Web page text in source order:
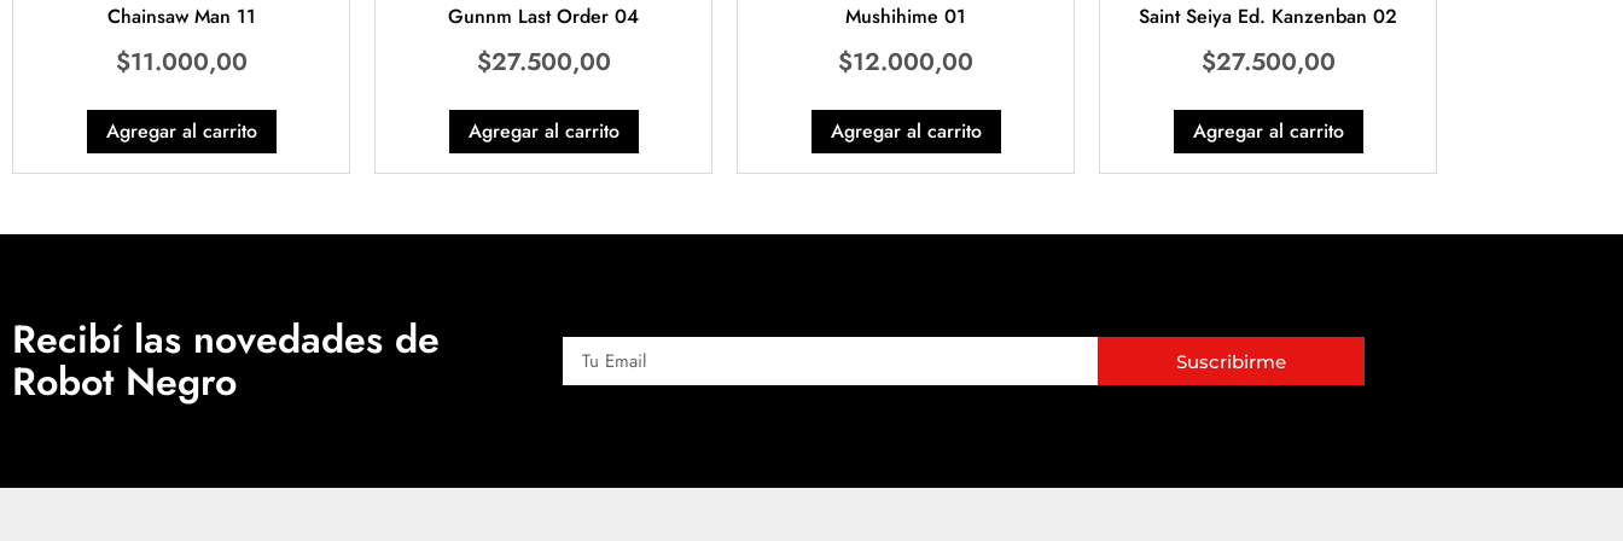
Chainsaw Man 11
$11.000,00
Agregar al carrito
Gunnm Last Order 04
$27.500,00
Agregar al carrito
Mushihime 01
$12.000,00
Agregar al carrito
Saint Seiya Ed. Kanzenban 02
$27.500,00
Agregar al carrito
Recibí las novedades de
Robot Negro Suscribirme